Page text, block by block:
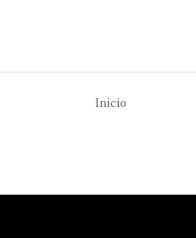
Inicio